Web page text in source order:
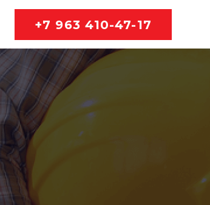
+7 963 410-47-17